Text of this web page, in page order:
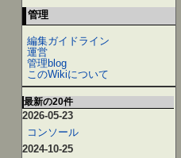
管理
編集ガイドライン
運営
管理blog
このWikiについて
最新の20件
2026-05-23
コンソール
2024-10-25